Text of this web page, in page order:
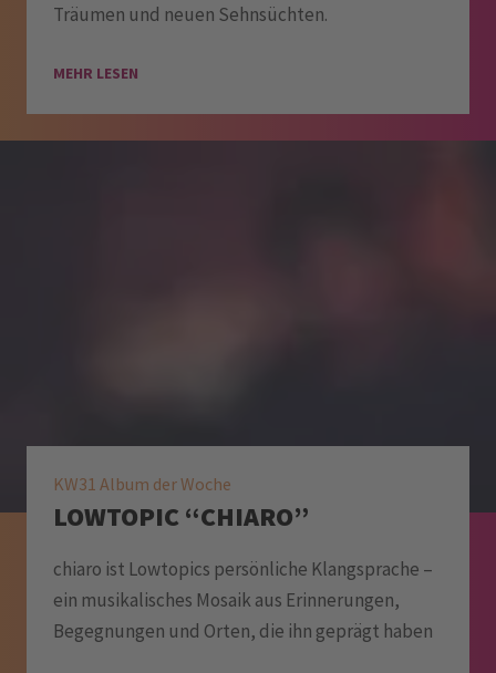
Träumen und neuen Sehnsüchten.
MEHR LESEN
KW31 Album der Woche
LOWTOPIC “CHIARO”
chiaro ist Lowtopics persönliche Klangsprache –
ein musikalisches Mosaik aus Erinnerungen,
Begegnungen und Orten, die ihn geprägt haben